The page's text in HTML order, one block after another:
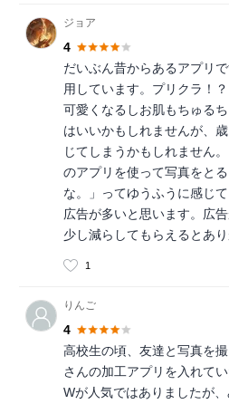
ジョア
4
だいぶん昔からあるアプリ
用しています。プリクラ！
可愛くなるしお肌もちゅる
はいいかもしれませんが、
じてしまうかもしれません
のアプリを使って写真をと
な。」ってゆうふうに感じ
広告が多いと思います。広
少し減らしてもらえるとあり
1
りんご
4
高校生の頃、友達と写真を
さんの加工アプリを入れて
Wが人気ではありましたが